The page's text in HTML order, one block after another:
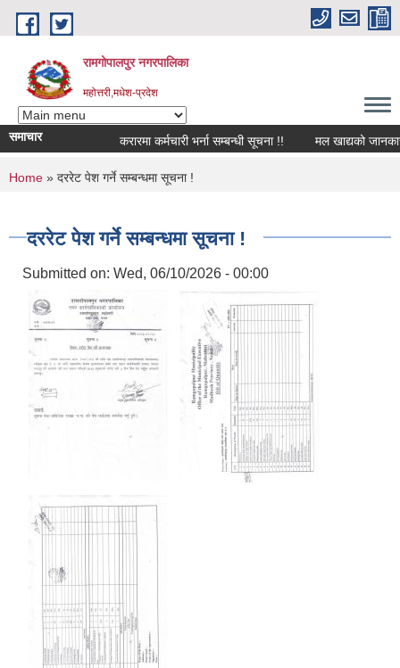
Skip to main content
रामगोपालपुर नगरपालिका
महोत्तरी,मधेश-प्रदेश
समाचार करारमा कर्मचारी भर्ना सम्बन्धी सूचना !! मल खाद्यको जानकारी
You are here
Home » दररेट पेश गर्ने सम्बन्धमा सूचना !
दररेट पेश गर्ने सम्बन्धमा सूचना !
Submitted on: Wed, 06/10/2026 - 00:00